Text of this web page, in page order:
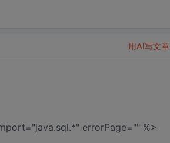
errorPage="" %>
用AI写文章